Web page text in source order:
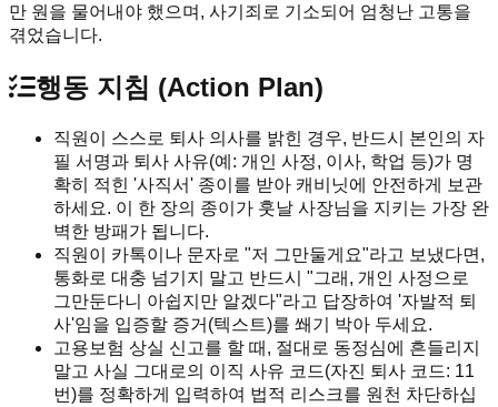
만 원을 물어내야 했으며, 사기죄로 기소되어 엄청난 고통을
겪었습니다.
행동 지침 (Action Plan)
직원이 스스로 퇴사 의사를 밝힌 경우, 반드시 본인의 자
필 서명과 퇴사 사유(예: 개인 사정, 이사, 학업 등)가 명
확히 적힌 '사직서' 종이를 받아 캐비닛에 안전하게 보관
하세요. 이 한 장의 종이가 훗날 사장님을 지키는 가장 완
벽한 방패가 됩니다.
직원이 카톡이나 문자로 "저 그만둘게요"라고 보냈다면,
통화로 대충 넘기지 말고 반드시 "그래, 개인 사정으로
그만둔다니 아쉽지만 알겠다"라고 답장하여 '자발적 퇴
사'임을 입증할 증거(텍스트)를 쐐기 박아 두세요.
고용보험 상실 신고를 할 때, 절대로 동정심에 흔들리지
말고 사실 그대로의 이직 사유 코드(자진 퇴사 코드: 11
번)를 정확하게 입력하여 법적 리스크를 원천 차단하십